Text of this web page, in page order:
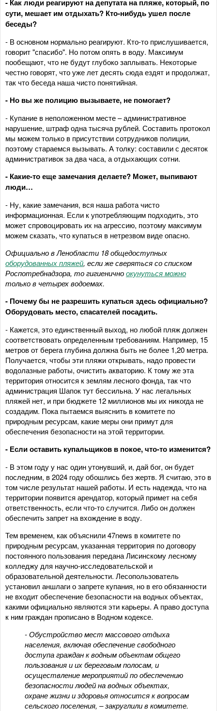
- Как люди реагируют на депутата на пляже, который, по
сути, мешает им отдыхать? Кто-нибудь ушел после
беседы?
- В основном нормально реагируют. Кто-то прислушивается,
говорит "спасибо". Но потом опять в воду. Максимум
пообещают, что не будут глубоко заплывать. Некоторые
честно говорят, что уже лет десять сюда ездят и продолжат,
так что беседа наша чисто понятийная.
- Но вы же полицию вызываете, не помогает?
- Купание в неположенном месте – административное
нарушение, штраф одна тысяча рублей. Составить протокол
мы можем только в присутствии сотрудников полиции,
поэтому стараемся вызывать. А толку: составили с десяток
административок за два часа, а отдыхающих сотни.
- Какие-то еще замечания делаете? Может, выпивают
люди…
- Ну, какие замечания, вся наша работа чисто
информационная. Если к употребляющим подходить, это
может спровоцировать их на агрессию, поэтому максимум
можем сказать, что купаться в нетрезвом виде опасно.
Официально в Ленобласти 18 общедоступных
оборудованных пляжей, если же сверяться со списком
Роспотребнадзора, то гигиеничноокунуться можно
только в четырех водоемах.
- Почему бы не разрешить купаться здесь официально?
Оборудовать место, спасателей посадить.
- Кажется, это единственный выход, но любой пляж должен
соответствовать определенным требованиям. Например, 15
метров от берега глубина должна быть не более 1,20 метра.
Получается, чтобы эти пляжи открывать, надо провести
водолазные работы, очистить акваторию. К тому же эта
территория относится к землям лесного фонда, так что
администрация Шапок тут бессильна. У нас легальных
пляжей нет, и при бюджете 12 миллионов мы их никогда не
создадим. Пока пытаемся выяснить в комитете по
природным ресурсам, какие меры они примут для
обеспечения безопасности на этой территории.
- Если оставить купальщиков в покое, что-то изменится?
- В этом году у нас один утонувший, и, дай бог, он будет
последним, в 2024 году обошлись без жертв. Я считаю, это в
том числе результат нашей работы. И есть надежда, что на
территории появится арендатор, который примет на себя
ответственность, если что-то случится. Либо он должен
обеспечить запрет на вхождение в воду.
Тем временем, как объяснили 47news в комитете по
природным ресурсам, указанная территория по договору
постоянного пользования передана Лисинскому лесному
колледжу для научно-исследовательской и
образовательной деятельности. Лесопользователь
установил аншлаги о запрете купания, но в его обязанности
не входит обеспечение безопасности на водных объектах,
какими официально являются эти карьеры. А право доступа
к ним граждан прописано в Водном кодексе.
- Обустройство мест массового отдыха
населения, включая обеспечение свободного
доступа граждан к водным объектам общего
пользования и их береговым полосам, и
осуществление мероприятий по обеспечению
безопасности людей на водных объектах,
охране жизни и здоровья относится к вопросам
сельского поселения, – закруглили в комитете.